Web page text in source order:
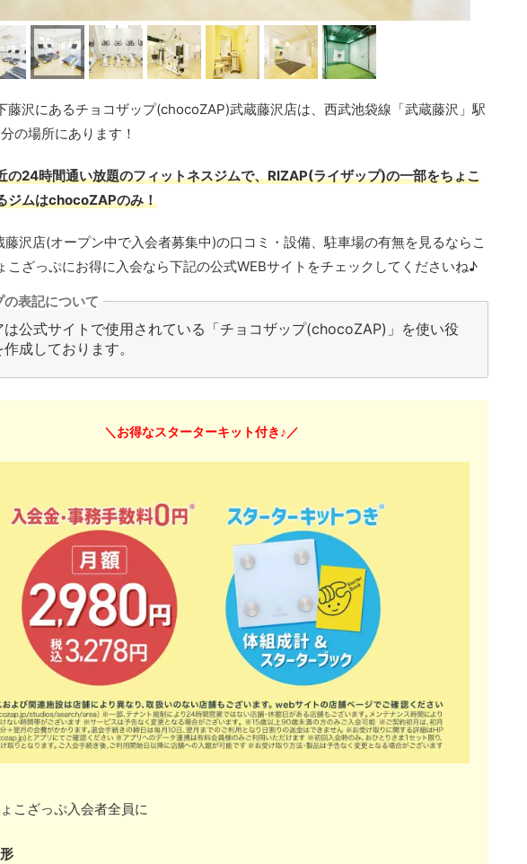
藤沢にあるチョコザップ(chocoZAP)武蔵藤沢店は、西武池袋線「武蔵藤沢」駅
の場所にあります！
の24時間通い放題のフィットネスジムで、RIZAP(ライザップ)の一部をちょこ
ジムはchocoZAPのみ！
沢店(オープン中で入会者募集中)の口コミ・設備、駐車場の有無を見るならこ
こざっぷにお得に入会なら下記の公式WEBサイトをチェックしてくださいね♪
表記について
は公式サイトで使用されている「チョコザップ(chocoZAP)」を使い役
成しております。
＼お得なスターターキット付き♪／
こざっぷ入会者全員に